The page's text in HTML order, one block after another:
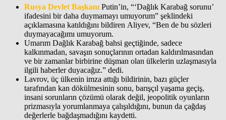
Rusya Devlet Başkanı Putin’in, “‘Dağlık Karabağ sorunu’
ifadesini bir daha duymamayı umuyorum” şeklindeki
açıklamasına katıldığını bildiren Aliyev, “Ben de bu sözleri
duymayacağımı umuyorum.
Umarım Dağlık Karabağ bahsi geçtiğinde, sadece
kalkınmadan, savaşın sonuçlarının ortadan kaldırılmasından
ve bir zamanlar birbirine düşman olan ülkelerin uzlaşmasıyla
ilgili haberler duyacağız.” dedi.
Lavrov, üç ülkenin imza attığı bildirinin, bazı güçler
tarafından kan dökülmesinin sonu, barışçıl yaşama geçiş,
insani sorunların çözümü olarak değil, jeopolitik oyunların
prizmasıyla yorumlanmaya çalışıldığını, bunun da çağdaş
değerlerle bağdaşmadığını kaydetti.